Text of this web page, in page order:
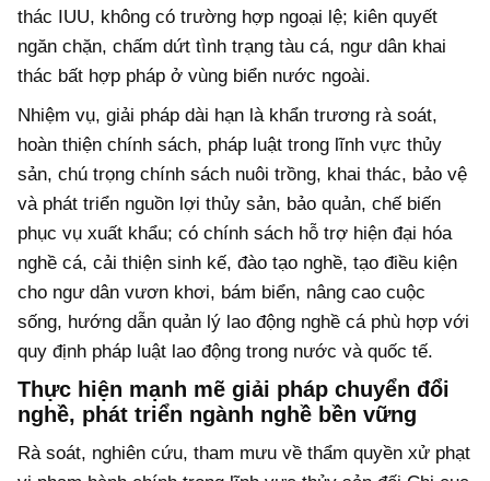
thác IUU, không có trường hợp ngoại lệ; kiên quyết
ngăn chặn, chấm dứt tình trạng tàu cá, ngư dân khai
thác bất hợp pháp ở vùng biển nước ngoài.
Nhiệm vụ, giải pháp dài hạn là khẩn trương rà soát,
hoàn thiện chính sách, pháp luật trong lĩnh vực thủy
sản, chú trọng chính sách nuôi trồng, khai thác, bảo vệ
và phát triển nguồn lợi thủy sản, bảo quản, chế biến
phục vụ xuất khẩu; có chính sách hỗ trợ hiện đại hóa
nghề cá, cải thiện sinh kế, đào tạo nghề, tạo điều kiện
cho ngư dân vươn khơi, bám biển, nâng cao cuộc
sống, hướng dẫn quản lý lao động nghề cá phù hợp với
quy định pháp luật lao động trong nước và quốc tế.
Thực hiện mạnh mẽ giải pháp chuyển đổi
nghề, phát triển ngành nghề bền vững
Rà soát, nghiên cứu, tham mưu về thẩm quyền xử phạt